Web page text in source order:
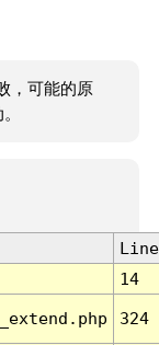
，可能的原
Line
14
324